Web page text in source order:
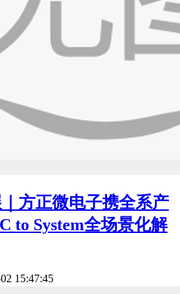
方正微电子携全系产
to System全场景化解
15:47:45